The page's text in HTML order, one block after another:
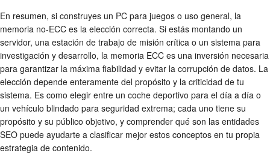
En resumen, si construyes un PC para juegos o uso general, la
memoria no-ECC es la elección correcta. Si estás montando un
servidor, una estación de trabajo de misión crítica o un sistema para
investigación y desarrollo, la memoria ECC es una inversión necesaria
para garantizar la máxima fiabilidad y evitar la corrupción de datos. La
elección depende enteramente del propósito y la criticidad de tu
sistema. Es como elegir entre un coche deportivo para el día a día o
un vehículo blindado para seguridad extrema; cada uno tiene su
propósito y su público objetivo, y comprender qué son las entidades
SEO puede ayudarte a clasificar mejor estos conceptos en tu propia
estrategia de contenido.